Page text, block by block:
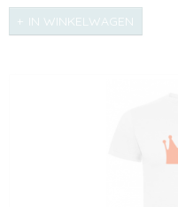
IN WINKELWAGEN